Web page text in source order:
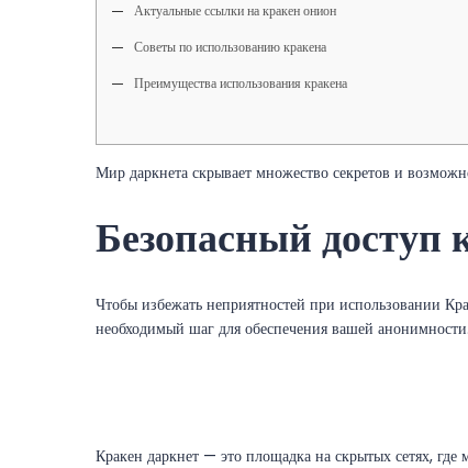
Актуальные ссылки на кракен онион
Советы по использованию кракена
Преимущества использования кракена
Мир даркнета скрывает множество секретов и
Безопасный доступ
Чтобы избежать неприятностей при использовании
необходимый шаг для обеспечения вашей
Кракен даркнет — это площадка на скрытых сетях,